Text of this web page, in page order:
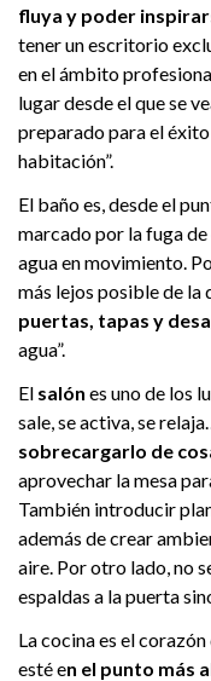
fluya y poder
tener un escritorio
en el ámbito
lugar desde el que se
preparado para el éxito
habitación”.
El baño es, desde el
marcado por la fuga
agua en movimiento.
más lejos posible de la
puertas, tapas y
agua”.
El salón es uno de los
sale, se activa, se
sobrecargarlo de
aprovechar la mesa
También introducir
además de crear
aire. Por otro lado, no
espaldas a la puerta
La cocina es el
esté en el punto más